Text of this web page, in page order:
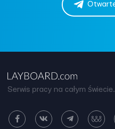
Serwis pracy na całym świecie.